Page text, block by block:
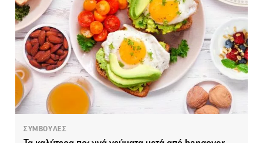
ΣΥΜΒΟΥΛΕΣ